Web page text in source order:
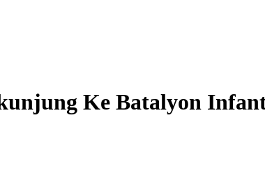
Ke Batalyon